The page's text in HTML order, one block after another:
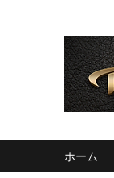
ホーム